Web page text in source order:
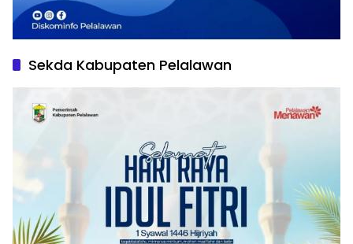
Sekda Kabupaten Pelalawan